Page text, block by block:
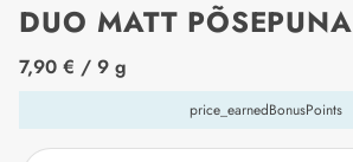
DUO MATT PÕSEPUNA
price_label
7,90 € / 9 g
price_earnedBonusPoints